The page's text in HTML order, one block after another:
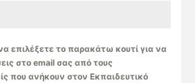
επιλέξετε το παρακάτω κουτί για να
στο email σας από τους
που ανήκουν στον Εκπαιδευτικό